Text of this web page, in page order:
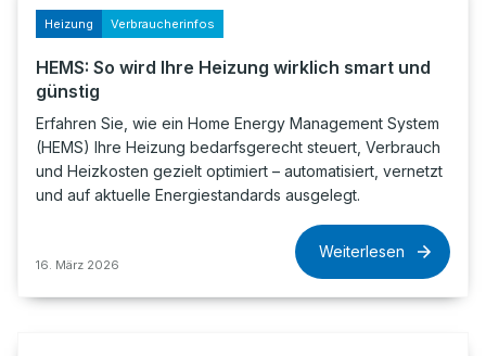
Heizung Verbraucherinfos
HEMS: So wird Ihre Heizung wirklich smart und
günstig
Erfahren Sie, wie ein Home Energy Management System
(HEMS) Ihre Heizung bedarfsgerecht steuert, Verbrauch
und Heizkosten gezielt optimiert – automatisiert, vernetzt
und auf aktuelle Energiestandards ausgelegt.
16. März 2026
Weiterlesen